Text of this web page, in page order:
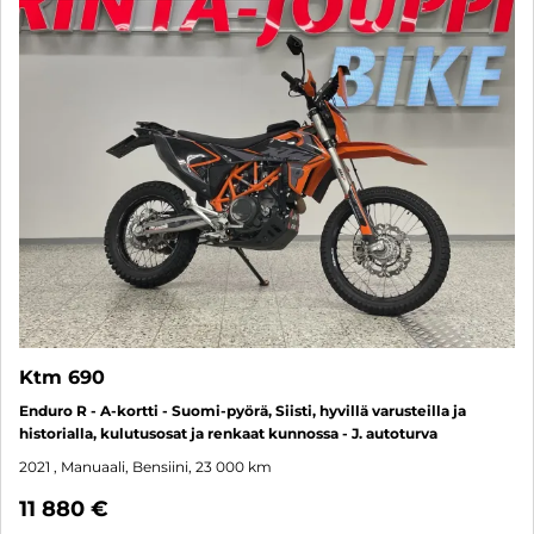
Ktm 690
Enduro R - A-kortti - Suomi-pyörä, Siisti, hyvillä varusteilla ja
historialla, kulutusosat ja renkaat kunnossa - J. autoturva
2021 , Manuaali, Bensiini, 23 000 km
11 880 €